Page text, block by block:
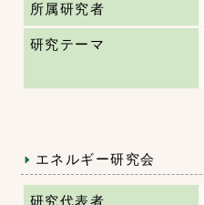
所属研究者
研究テーマ
エネルギー研究会
研究代表者